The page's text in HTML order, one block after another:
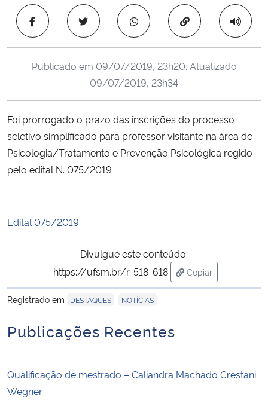
Ministério da Cidadania
Ministério da Saúde
Ministério de Minas e Energia
Ministério da Ciência, Tecnologia, Inovações e Comunicações
Ministério do Meio Ambiente
Ministério do Turismo
Controladoria-Geral da União
Ministério da Mulher, da Família e dos Direitos Humanos
Secretaria-Geral
Secretaria de Governo
Advocacia-Geral da União
Copiar para área
Publicado em 09/07/2019, 23h20. Atualizado
09/07/2019, 23h34
Foi prorrogado o prazo das inscrições do processo
seletivo simplificado para professor visitante na área de
Psicologia/Tratamento e Prevenção Psicológica regido
pelo edital N. 075/2019
Edital 075/2019
Divulgue este conteúdo:
https://ufsm.br/r-518-618
Copiar
para área de
Registrado em
DESTAQUES NOTÍCIAS
Publicações Recentes
Qualificação de mestrado – Caliandra Machado Crestani
Wegner